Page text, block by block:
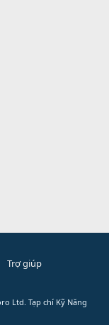
Trợ giúp
Ltd. Tạp chí Kỹ Năng